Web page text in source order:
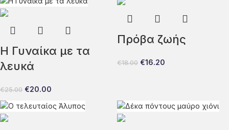
Η Γυναίκα με τα
λευκά
€25.00 €20.00
Πρόβα ζωής
€18.00 €16.20